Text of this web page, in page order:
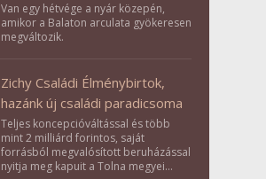
Van egy hétvége a nyár közepén,
amikor a Balaton arculata gyökeresen
megváltozik.
Zichy Családi Élménybirtok,
hazánk új családi paradicsoma
Teljes koncepcióváltással és több
mint 2 milliárd forintos, saját
forrásból megvalósított beruházással
nyitja meg kapuit a Tolna megyei